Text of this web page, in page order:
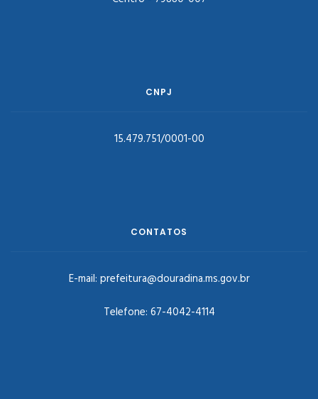
CNPJ
15.479.751/0001-00
CONTATOS
E-mail: prefeitura@douradina.ms.gov.br
Telefone: 67-4042-4114